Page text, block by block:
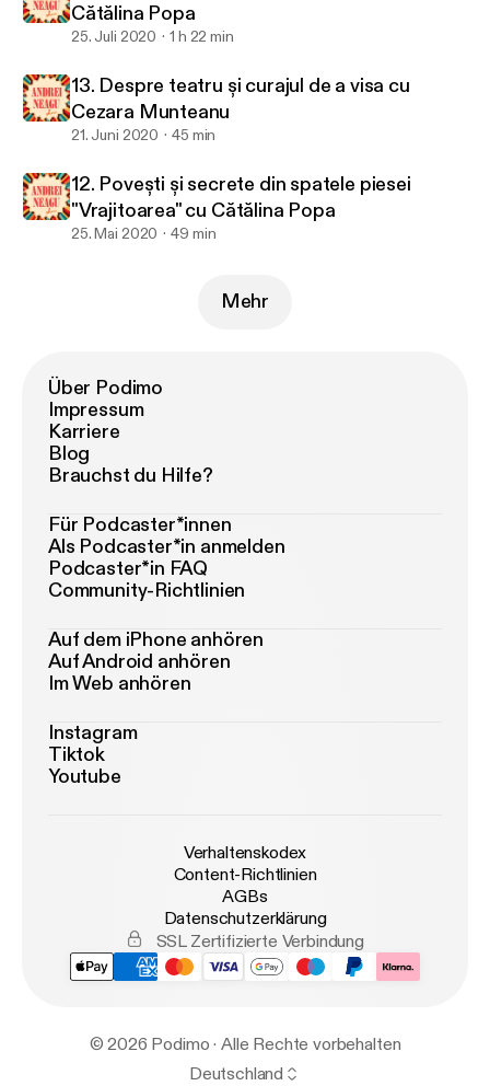
Cătălina Popa
25. Juli 2020 1 h 22 min
13. Despre teatru și curajul de a visa cu
Cezara Munteanu
21. Juni 2020 45 min
12. Povești și secrete din spatele piesei
"Vrajitoarea" cu Cătălina Popa
25. Mai 2020 49 min
Mehr
Über Podimo
Impressum
Karriere
Blog
Brauchst du Hilfe?
Für Podcaster*innen
Als Podcaster*in anmelden
Podcaster*in FAQ
Community-Richtlinien
Auf dem iPhone anhören
Auf Android anhören
Im Web anhören
Instagram
Tiktok
Youtube
Verhaltenskodex
Content-Richtlinien
AGBs
Datenschutzerklärung
SSL Zertifizierte Verbindung
© 2026 Podimo · Alle Rechte vorbehalten
Deutschland